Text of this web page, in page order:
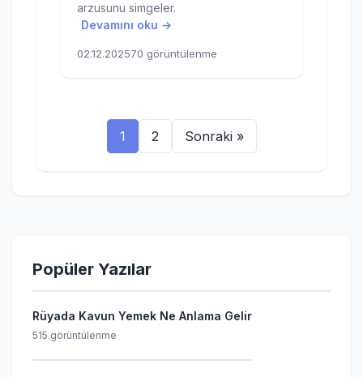
arzusunu simgeler.
Devamını oku →
02.12.202570 görüntülenme
1 2 Sonraki »
Popüler Yazılar
Rüyada Kavun Yemek Ne Anlama Gelir
515 görüntülenme